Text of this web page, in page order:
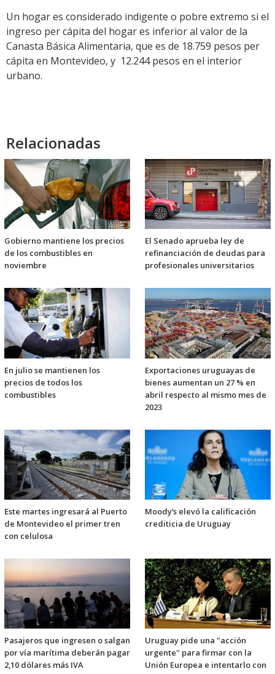
Un hogar es considerado indigente o pobre extremo si el
ingreso per cápita del hogar es inferior al valor de la
Canasta Básica Alimentaria, que es de 18.759 pesos per
cápita en Montevideo, y 12.244 pesos en el interior
urbano.
Relacionadas
Gobierno mantiene los precios
de los combustibles en
noviembre
El Senado aprueba ley de
refinanciación de deudas para
profesionales universitarios
En julio se mantienen los
precios de todos los
combustibles
Exportaciones uruguayas de
bienes aumentan un 27 % en
abril respecto al mismo mes de
2023
Este martes ingresará al Puerto
de Montevideo el primer tren
con celulosa
Moody’s elevó la calificación
crediticia de Uruguay
Pasajeros que ingresen o salgan
por vía marítima deberán pagar
2,10 dólares más IVA
Uruguay pide una "acción
urgente" para firmar con la
Unión Europea e intentarlo con